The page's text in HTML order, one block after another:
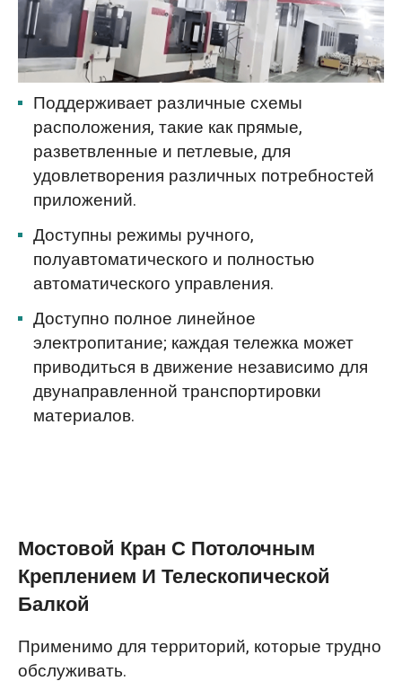
Поддерживает различные схемы
расположения, такие как прямые,
разветвленные и петлевые, для
удовлетворения различных потребностей
приложений.
Доступны режимы ручного,
полуавтоматического и полностью
автоматического управления.
Доступно полное линейное
электропитание; каждая тележка может
приводиться в движение независимо для
двунаправленной транспортировки
материалов.
Мостовой Кран С Потолочным
Креплением И Телескопической
Балкой
Применимо для территорий, которые трудно
обслуживать.